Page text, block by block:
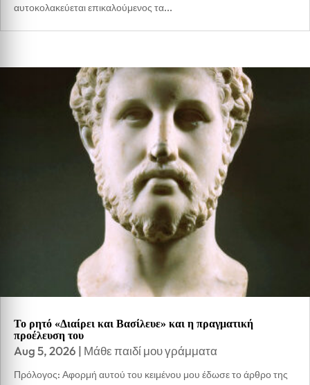
αυτοκολακεύεται επικαλούμενος τα...
Το ρητό «Διαίρει και Βασίλευε» και η πραγματική
προέλευση του
Aug 5, 2026 | Μάθε παιδί μου γράμματα
Πρόλογος: Αφορμή αυτού του κειμένου μου έδωσε το άρθρο της